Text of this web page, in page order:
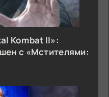
Kombat II»:
с «Мстителями: